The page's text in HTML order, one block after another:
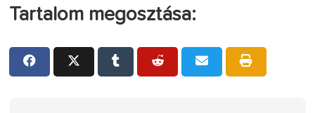
Tartalom megosztása: